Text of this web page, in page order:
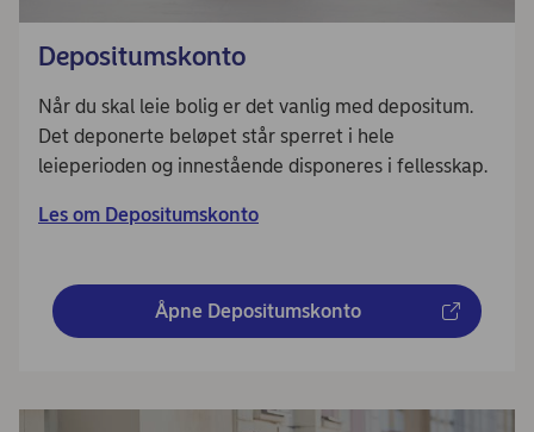
Depositumskonto
Når du skal leie bolig er det vanlig med depositum.
Det deponerte beløpet står sperret i hele
leieperioden og innestående disponeres i fellesskap.
Les om Depositumskonto
Åpne Depositumskonto